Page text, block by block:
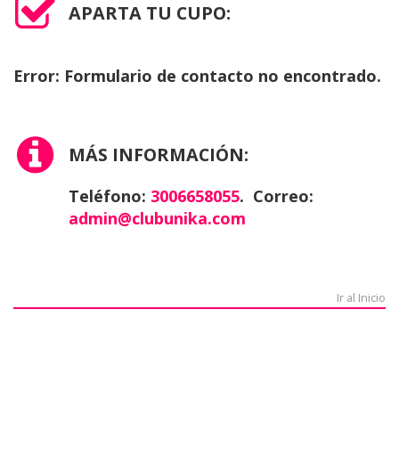
APARTA TU CUPO:
Error: Formulario de contacto no encontrado.
MÁS INFORMACIÓN:
Teléfono: 3006658055. Correo:
admin@clubunika.com
Ir al Inicio